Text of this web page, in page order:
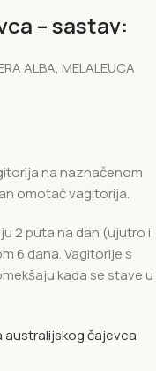
– sastav:
ALBA, MELALEUCA
na naznačenom
omotač vagitorija.
2 puta na dan (ujutro i
6 dana. Vagitorije s
kada se stave u
australijskog čajevca